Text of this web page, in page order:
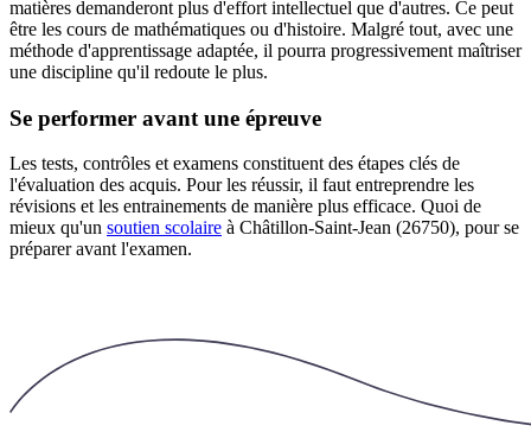
matières demanderont plus d'effort intellectuel que d'autres. Ce peut
être les cours de mathématiques ou d'histoire. Malgré tout, avec une
méthode d'apprentissage adaptée, il pourra progressivement maîtriser
une discipline qu'il redoute le plus.
Se performer avant une épreuve
Les tests, contrôles et examens constituent des étapes clés de
l'évaluation des acquis. Pour les réussir, il faut entreprendre les
révisions et les entrainements de manière plus efficace. Quoi de
mieux qu'un soutien scolaire à Châtillon-Saint-Jean (26750), pour se
préparer avant l'examen.